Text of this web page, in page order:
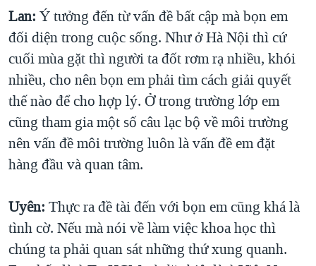
Lan: Ý tưởng đến từ vấn đề bất cập mà bọn em
đối diện trong cuộc sống. Như ở Hà Nội thì cứ
cuối mùa gặt thì người ta đốt rơm rạ nhiều, khói
nhiều, cho nên bọn em phải tìm cách giải quyết
thế nào để cho hợp lý. Ở trong trường lớp em
cũng tham gia một số câu lạc bộ về môi trường
nên vấn đề môi trường luôn là vấn đề em đặt
hàng đầu và quan tâm.
Uyên: Thực ra đề tài đến với bọn em cũng khá là
tình cờ. Nếu mà nói về làm việc khoa học thì
chúng ta phải quan sát những thứ xung quanh.